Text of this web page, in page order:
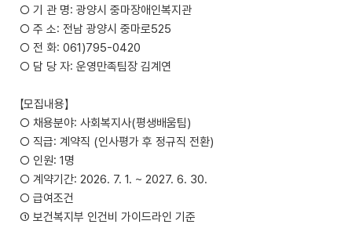
○ 기 관 명: 광양시 중마장애인복지관
○ 주 소: 전남 광양시 중마로525
○ 전 화: 061)795-0420
○ 담 당 자: 운영만족팀장 김계연
【모집내용】
○ 채용분야: 사회복지사(평생배움팀)
○ 직급: 계약직 (인사평가 후 정규직 전환)
○ 인원: 1명
○ 계약기간: 2026. 7. 1. ~ 2027. 6. 30.
○ 급여조건
① 보건복지부 인건비 가이드라인 기준